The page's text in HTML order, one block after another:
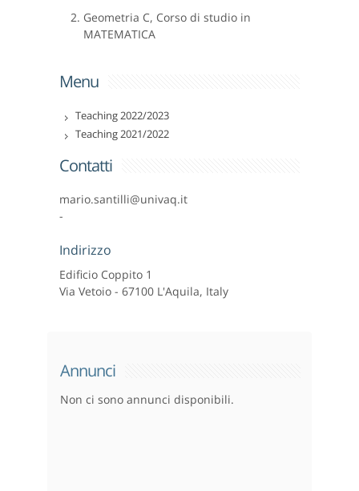
Geometria C, Corso di studio in
MATEMATICA
Menu
Teaching 2022/2023
Teaching 2021/2022
Contatti
mario.santilli@univaq.it
-
Indirizzo
Edificio Coppito 1
Via Vetoio - 67100 L'Aquila, Italy
Annunci
Non ci sono annunci disponibili.